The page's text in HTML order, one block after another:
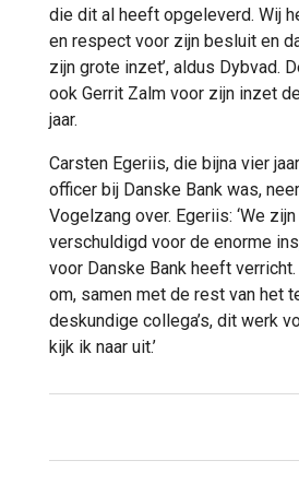
die dit al heeft opgeleverd. Wij
en respect voor zijn besluit en
zijn grote inzet’, aldus Dybvad.
ook Gerrit Zalm voor zijn inzet
jaar.
Carsten Egeriis, die bijna vier
officer bij Danske Bank was,
Vogelzang over. Egeriis: ‘We
verschuldigd voor de enorme
voor Danske Bank heeft
om, samen met de rest van het
deskundige collega’s, dit werk
kijk ik naar uit.’